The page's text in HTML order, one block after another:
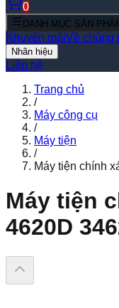
0
DANH MỤC SẢN
Khuyến mãiVề chúng
Nhãn hiệu
Liên hệ
Trang chủ
/
Máy công cụ
/
Máy tiện
/
Máy tiện chính
Máy tiện
4620D